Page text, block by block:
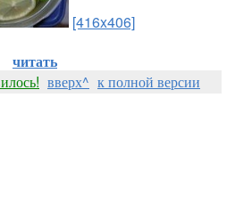
[416x406]
читать
вверх^ к полной версии